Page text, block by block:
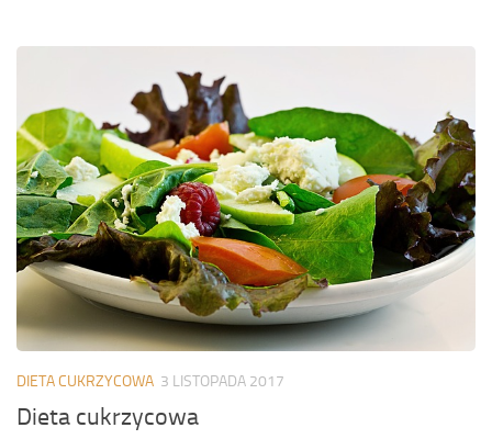
DIETA CUKRZYCOWA 3 LISTOPADA 2017
Dieta cukrzycowa